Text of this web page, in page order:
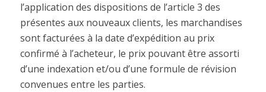
l’application des dispositions de l’article 3 des
présentes aux nouveaux clients, les marchandises
sont facturées à la date d’expédition au prix
confirmé à l’acheteur, le prix pouvant être assorti
d’une indexation et/ou d’une formule de révision
convenues entre les parties.